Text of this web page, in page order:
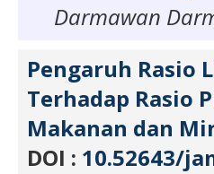
Darmawan
Pengaruh Rasio
Terhadap Rasio
Makanan dan
DOI : 10.52643/